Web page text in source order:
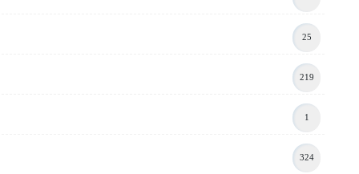
25
219
1
324